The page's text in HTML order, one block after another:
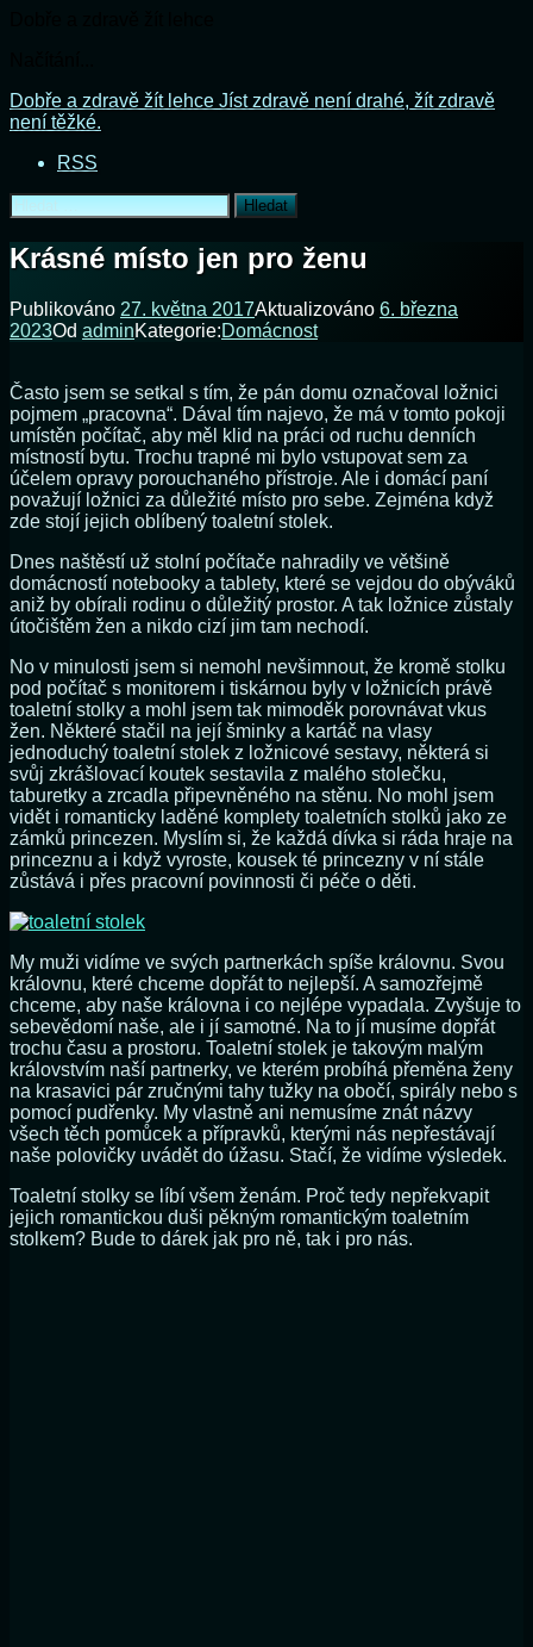
Přejít
k
webu
Dobře a zdravě žít lehce Jíst zdravě není drahé, žít zdravě
není těžké.
RSS
Vyhledávání
Krásné místo jen pro ženu
Publikováno 27. května 2017Aktualizováno 6. března
2023Od adminKategorie:Domácnost
Často jsem se setkal s tím, že pán domu označoval ložnici
pojmem „pracovna“. Dával tím najevo, že má v tomto pokoji
umístěn počítač, aby měl klid na práci od ruchu denních
místností bytu. Trochu trapné mi bylo vstupovat sem za
účelem opravy porouchaného přístroje. Ale i domácí paní
považují ložnici za důležité místo pro sebe. Zejména když
zde stojí jejich oblíbený toaletní stolek.
Dnes naštěstí už stolní počítače nahradily ve většině
domácností notebooky a tablety, které se vejdou do obýváků
aniž by obírali rodinu o důležitý prostor. A tak ložnice zůstaly
útočištěm žen a nikdo cizí jim tam nechodí.
No v minulosti jsem si nemohl nevšimnout, že kromě stolku
pod počítač s monitorem i tiskárnou byly v ložnicích právě
toaletní stolky a mohl jsem tak mimoděk porovnávat vkus
žen. Některé stačil na její šminky a kartáč na vlasy
jednoduchý toaletní stolek z ložnicové sestavy, některá si
svůj zkrášlovací koutek sestavila z malého stolečku,
taburetky a zrcadla připevněného na stěnu. No mohl jsem
vidět i romanticky laděné komplety toaletních stolků jako ze
zámků princezen. Myslím si, že každá dívka si ráda hraje na
princeznu a i když vyroste, kousek té princezny v ní stále
zůstává i přes pracovní povinnosti či péče o děti.
My muži vidíme ve svých partnerkách spíše královnu. Svou
královnu, které chceme dopřát to nejlepší. A samozřejmě
chceme, aby naše královna i co nejlépe vypadala. Zvyšuje to
sebevědomí naše, ale i jí samotné. Na to jí musíme dopřát
trochu času a prostoru. Toaletní stolek je takovým malým
královstvím naší partnerky, ve kterém probíhá přeměna ženy
na krasavici pár zručnými tahy tužky na obočí, spirály nebo s
pomocí pudřenky. My vlastně ani nemusíme znát názvy
všech těch pomůcek a přípravků, kterými nás nepřestávají
naše polovičky uvádět do úžasu. Stačí, že vidíme výsledek.
Toaletní stolky se líbí všem ženám. Proč tedy nepřekvapit
jejich romantickou duši pěkným romantickým toaletním
stolkem? Bude to dárek jak pro ně, tak i pro nás.